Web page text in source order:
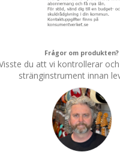
Frågor om produkten?
du att vi kontrollerar
stränginstrument innan